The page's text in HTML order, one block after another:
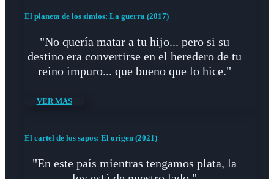
El planeta de los simios: La guerra (2017)
"No quería matar a tu hijo... pero si su
destino era convertirse en el heredero de tu
reino impuro... que bueno que lo hice."
VER MÁS
El cartel de los sapos: El origen (2021)
"En este país mientras tengamos plata, la